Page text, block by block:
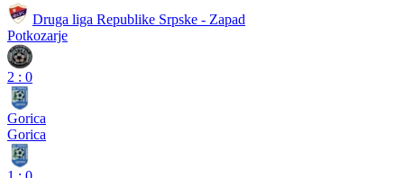
Druga liga Republike Srpske - Zapad
Potkozarje
2 : 0
Gorica
Gorica